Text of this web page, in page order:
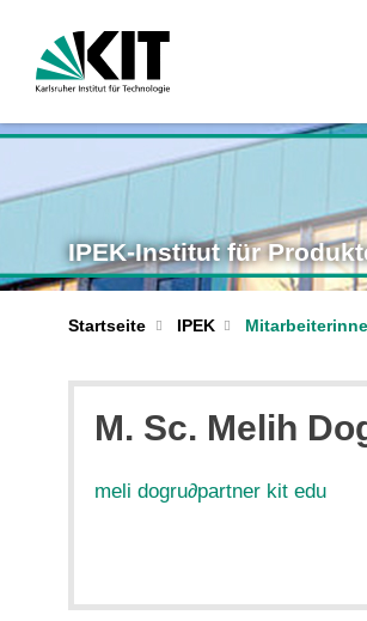
IPEK-Institut für
Startseite IPEK
M. Sc. Melih
meli dogru∂partner kit edu